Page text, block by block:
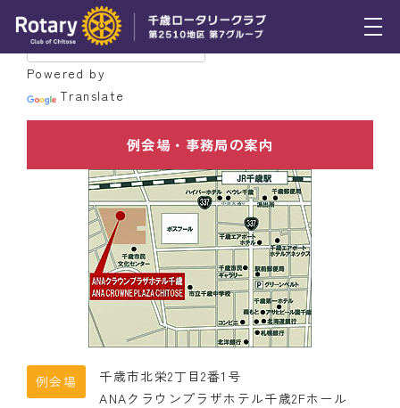
トピックス
理事会報告
スケジュール
年間プログラム
クラブのあゆみ
Powered by
Translate
例会場・事務局の案内
例会場
千歳市北栄2丁目2番1号
ANAクラウンプラザホテル千歳2Fホール